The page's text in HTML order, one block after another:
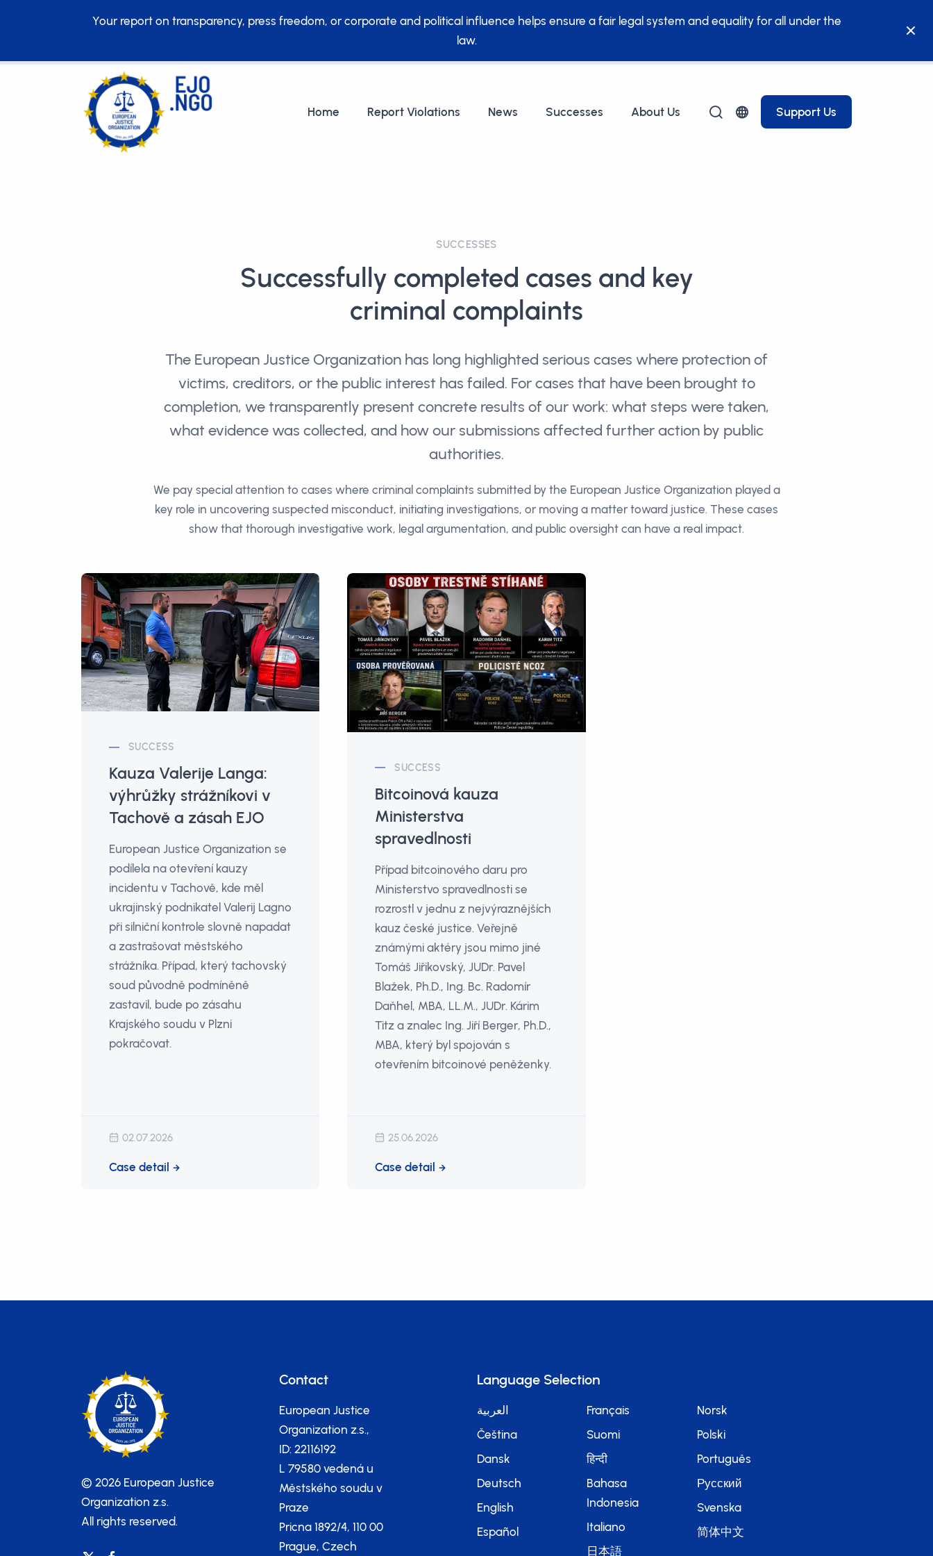
Your report on transparency, press freedom, or corporate and political influence helps ensure a fair legal system and equality for all under the
law.
Home Report Violations News Successes About Us Support Us
SUCCESSES
Successfully completed cases and key
criminal complaints
The European Justice Organization has long highlighted serious cases where protection of
victims, creditors, or the public interest has failed. For cases that have been brought to
completion, we transparently present concrete results of our work: what steps were taken,
what evidence was collected, and how our submissions affected further action by public
authorities.
We pay special attention to cases where criminal complaints submitted by the European Justice Organization played a
key role in uncovering suspected misconduct, initiating investigations, or moving a matter toward justice. These cases
show that thorough investigative work, legal argumentation, and public oversight can have a real impact.
SUCCESS
Kauza Valerije Langa:
výhrůžky strážníkovi v
Tachově a zásah EJO
European Justice Organization se
podílela na otevření kauzy
incidentu v Tachově, kde měl
ukrajinský podnikatel Valerij Lagno
při silniční kontrole slovně napadat
a zastrašovat městského
strážníka. Případ, který tachovský
soud původně podmíněně
zastavil, bude po zásahu
Krajského soudu v Plzni
pokračovat.
02.07.2026
Case detail
SUCCESS
Bitcoinová kauza
Ministerstva
spravedlnosti
Případ bitcoinového daru pro
Ministerstvo spravedlnosti se
rozrostl v jednu z nejvýraznějších
kauz české justice. Veřejně
známými aktéry jsou mimo jiné
Tomáš Jiřikovský, JUDr. Pavel
Blažek, Ph.D., Ing. Bc. Radomír
Daňhel, MBA, LL.M., JUDr. Kárim
Titz a znalec Ing. Jiří Berger, Ph.D.,
MBA, který byl spojován s
otevřením bitcoinové peněženky.
25.06.2026
Case detail
© 2026 European Justice
Organization z.s.
All rights reserved.
Contact
European Justice
Organization z.s.,
ID: 22116192
L 79580 vedená u
Městského soudu v
Praze
Pricna 1892/4, 110 00
Prague, Czech
Language Selection
العربية
Čeština
Dansk
Deutsch
English
Español
Français
Suomi
हिन्दी
Bahasa
Indonesia
Italiano
日本語
Norsk
Polski
Português
Русский
Svenska
简体中文